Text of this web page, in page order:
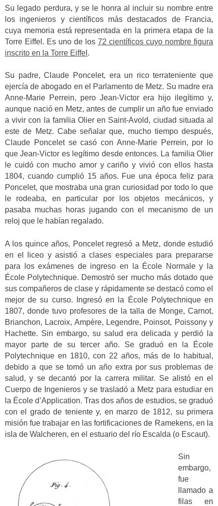
Su legado perdura, y se le honra al incluir su nombre entre
los ingenieros y científicos más destacados de Francia,
cuya memoria está representada en la primera etapa de la
Torre Eiffel. Es uno de los 72 científicos cuyo nombre figura
inscrito en la Torre Eiffel .
Su padre, Claude Poncelet, era un rico terrateniente que
ejercía de abogado en el Parlamento de Metz. Su madre era
Anne-Marie Perrein, pero Jean-Victor era hijo ilegítimo y,
aunque nació en Metz, antes de cumplir un año fue enviado
a vivir con la familia Olier en Saint-Avold, ciudad situada al
este de Metz. Cabe señalar que, mucho tiempo después,
Claude Poncelet se casó con Anne-Marie Perrein, por lo
que Jean-Victor es legítimo desde entonces. La familia Olier
le cuidó con mucho amor y cariño y vivió con ellos hasta
1804, cuando cumplió 15 años. Fue una época feliz para
Poncelet, que mostraba una gran curiosidad por todo lo que
le rodeaba, en particular por los objetos mecánicos, y
pasaba muchas horas jugando con el mecanismo de un
reloj que le habían regalado.
A los quince años, Poncelet regresó a Metz, donde estudió
en el liceo y asistió a clases especiales para prepararse
para los exámenes de ingreso en la École Normale y la
École Polytechnique. Demostró ser mucho más dotado que
sus compañeros de clase y rápidamente se destacó como el
mejor de su curso. Ingresó en la École Polytechnique en
1807, donde tuvo profesores de la talla de Monge, Carnot,
Brianchon, Lacroix, Ampère, Legendre, Poinsot, Poissony y
Hachette. Sin embargo, su salud era delicada y perdió la
mayor parte de su tercer año. Se graduó en la École
Polytechnique en 1810, con 22 años, más de lo habitual,
debido a que se tomó un año extra por sus problemas de
salud, y se decantó por la carrera militar. Se alistó en el
Cuerpo de Ingenieros y se trasladó a Metz para estudiar en
la École d’Application. Tras dos años de estudios, se graduó
con el grado de teniente y, en marzo de 1812, su primera
misión fue trabajar en las fortificaciones de Ramekens, en la
isla de Walcheren, en el estuario del río Escalda (o Escaut).
Sin
embargo,
fue
llamado a
filas en